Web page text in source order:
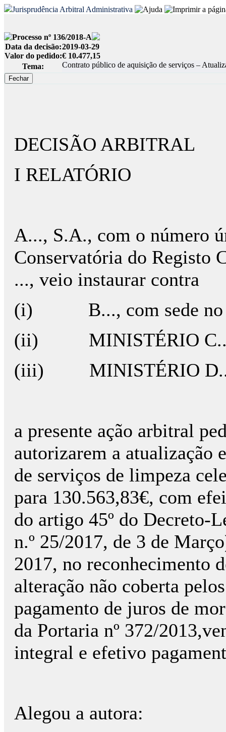
Jurisprudência Arbitral Administrativa
Processo nº 136/2018-A
Data da decisão:2019-03-29
Valor do pedido:€ 10.477,15
Tema:
Contrato público de aquisição de serviços –
DECISÃO ARBITRAL
I RELATÓRIO
A..., S.A., com o número
Conservatória do Registo
..., veio instaurar contra
(i) B..., com sede no
(ii) MINISTÉRIO C...,
(iii) MINISTÉRIO D...,
a presente ação arbitral
autorizarem a atualização
de serviços de limpeza
para 130.563,83€, com
do artigo 45º do Decreto-
n.º 25/2017, de 3 de
2017, no reconhecimento
alteração não coberta
pagamento de juros de
da Portaria nº 372/
integral e efetivo
Alegou a autora: